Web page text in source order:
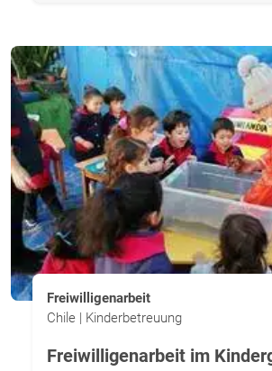
Freiwilligenarbeit
Chile | Kinderbetreuung
Freiwilligenarbeit im